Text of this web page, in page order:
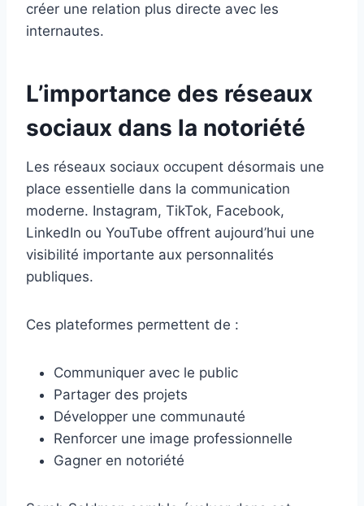
créer une relation plus directe avec les
internautes.
L’importance des réseaux
sociaux dans la notoriété
Les réseaux sociaux occupent désormais une
place essentielle dans la communication
moderne. Instagram, TikTok, Facebook,
LinkedIn ou YouTube offrent aujourd’hui une
visibilité importante aux personnalités
publiques.
Ces plateformes permettent de :
Communiquer avec le public
Partager des projets
Développer une communauté
Renforcer une image professionnelle
Gagner en notoriété